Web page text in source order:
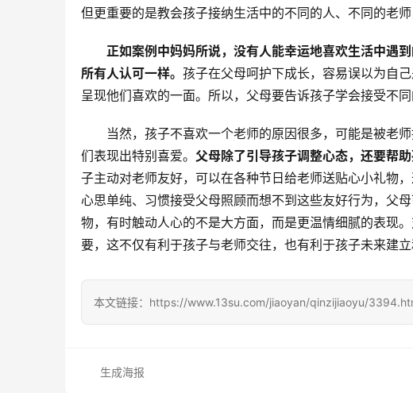
但更重要的是教会孩子接纳生活中的不同的人、不同的老
正如案例中妈妈所说，没有人能幸运地喜欢生活中遇
所有人认可一样。 孩子在父母呵护下成长，容易误以为自
呈现他们喜欢的一面。所以，父母要告诉孩子学会接受不
当然，孩子不喜欢一个老师的原因很多，可能是被老
们表现出特别喜爱。 父母除了引导孩子调整心态，还要帮
子主动对老师友好，可以在各种节日给老师送贴心小礼物
心思单纯、习惯接受父母照顾而想不到这些友好行为，父
物，有时触动人心的不是大方面，而是更温情细腻的表现
要，这不仅有利于孩子与老师交往，也有利于孩子未来建立
本文链接：https://www.13su.com/jiaoyan/qinzijiaoyu/
生成海报